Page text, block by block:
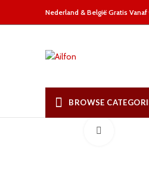
Nederland & België Gratis
BROWSE